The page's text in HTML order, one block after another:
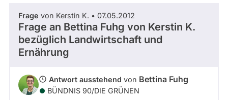
Frage von Kerstin K. • 07.05.2012
Frage an Bettina Fuhg von Kerstin K.
bezüglich Landwirtschaft und
Ernährung
Antwort ausstehend von Bettina Fuhg
BÜNDNIS 90/­DIE GRÜNEN